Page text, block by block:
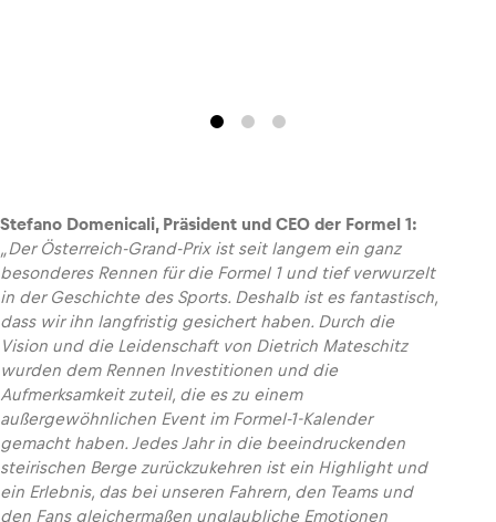
Stefano Domenicali, Präsident und CEO der Formel 1:
„Der Österreich-Grand-Prix ist seit langem ein ganz
besonderes Rennen für die Formel 1 und tief verwurzelt
in der Geschichte des Sports. Deshalb ist es fantastisch,
dass wir ihn langfristig gesichert haben. Durch die
Vision und die Leidenschaft von Dietrich Mateschitz
wurden dem Rennen Investitionen und die
Aufmerksamkeit zuteil, die es zu einem
außergewöhnlichen Event im Formel-1-Kalender
gemacht haben. Jedes Jahr in die beeindruckenden
steirischen Berge zurückzukehren ist ein Highlight und
ein Erlebnis, das bei unseren Fahrern, den Teams und
den Fans gleichermaßen unglaubliche Emotionen